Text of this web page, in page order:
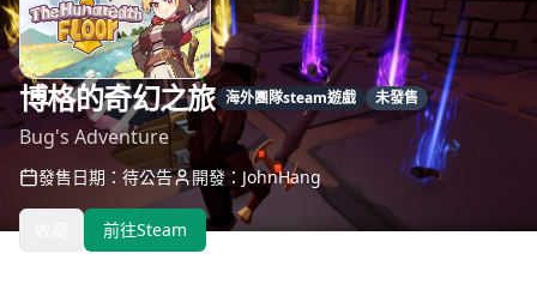
博格的奇幻之旅 海外團隊steam遊戲 未發售
Bug's Adventure
發售日期：待公告 開發：JohnHang
前往Steam